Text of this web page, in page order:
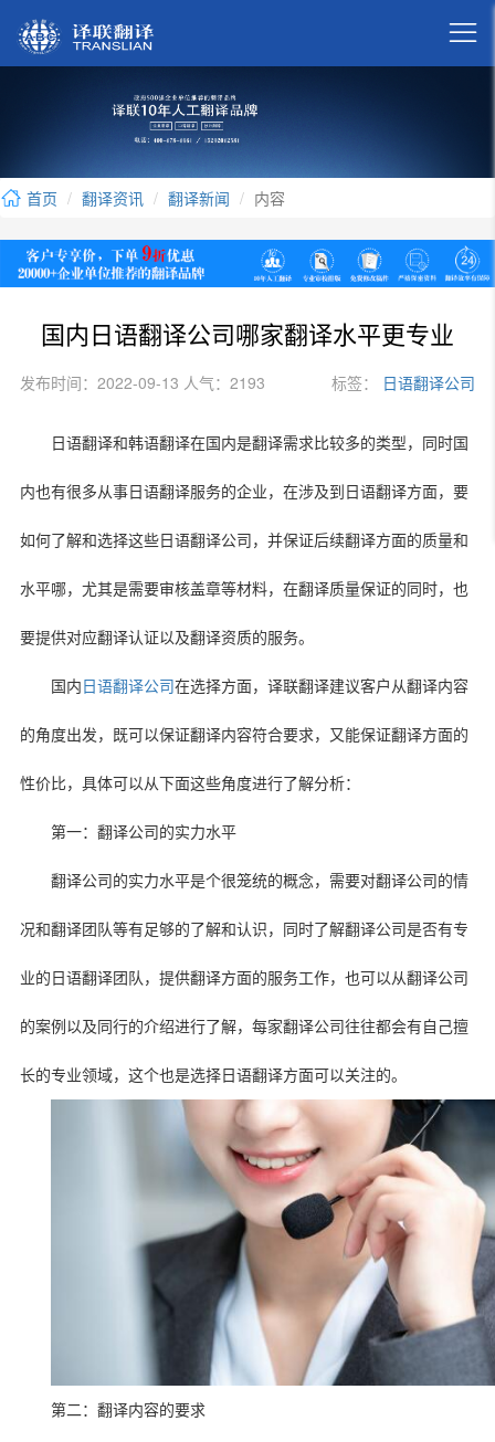

首页 翻译资讯 翻译新闻 内容
国内日语翻译公司哪家翻译水平更专业
发布时间：2022-09-13 人气：2193 标签： 日语翻译公司
日语翻译和韩语翻译在国内是翻译需求比较多的类型，同时国
内也有很多从事日语翻译服务的企业，在涉及到日语翻译方面，要
如何了解和选择这些日语翻译公司，并保证后续翻译方面的质量和
水平哪，尤其是需要审核盖章等材料，在翻译质量保证的同时，也
要提供对应翻译认证以及翻译资质的服务。
国内 日语翻译公司 在选择方面，译联翻译建议客户从翻译内容
的角度出发，既可以保证翻译内容符合要求，又能保证翻译方面的
性价比，具体可以从下面这些角度进行了解分析：
第一：翻译公司的实力水平
翻译公司的实力水平是个很笼统的概念，需要对翻译公司的情
况和翻译团队等有足够的了解和认识，同时了解翻译公司是否有专
业的日语翻译团队，提供翻译方面的服务工作，也可以从翻译公司
的案例以及同行的介绍进行了解，每家翻译公司往往都会有自己擅
长的专业领域，这个也是选择日语翻译方面可以关注的。
第二：翻译内容的要求